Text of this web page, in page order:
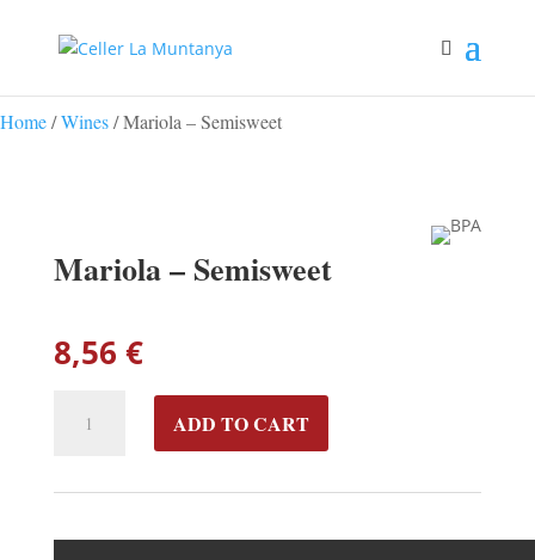
Home/Wines/ Mariola – Semisweet
Mariola – Semisweet
8,56 €
ADD TO CART